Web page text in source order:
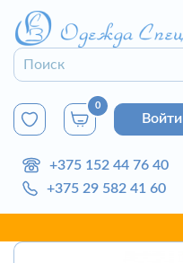
0
Войти
+375 152 44 76 40
+375 29 582 41 60